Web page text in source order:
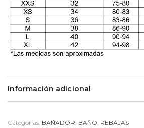
Información adicional
Categorías: BAÑADOR, BAÑO, REBAJAS